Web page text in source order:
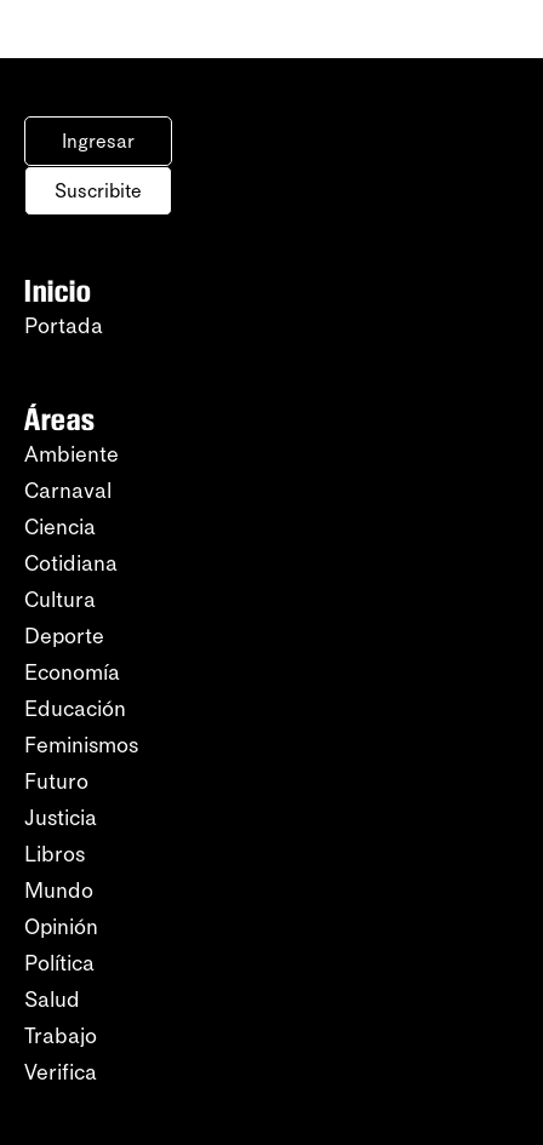
Ingresar
Suscribite
Inicio
Portada
Áreas
Ambiente
Carnaval
Ciencia
Cotidiana
Cultura
Deporte
Economía
Educación
Feminismos
Futuro
Justicia
Libros
Mundo
Opinión
Política
Salud
Trabajo
Verifica